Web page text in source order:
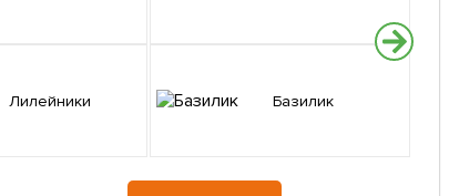
Лилейники Базилик